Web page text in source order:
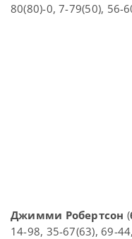
80(80)-0, 7-79(50), 56-
Джимми Робертсон (
14-98, 35-67(63), 69-